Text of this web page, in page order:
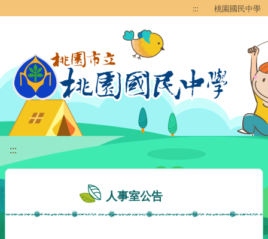
::: 桃園國民中學
:::
人事室公告